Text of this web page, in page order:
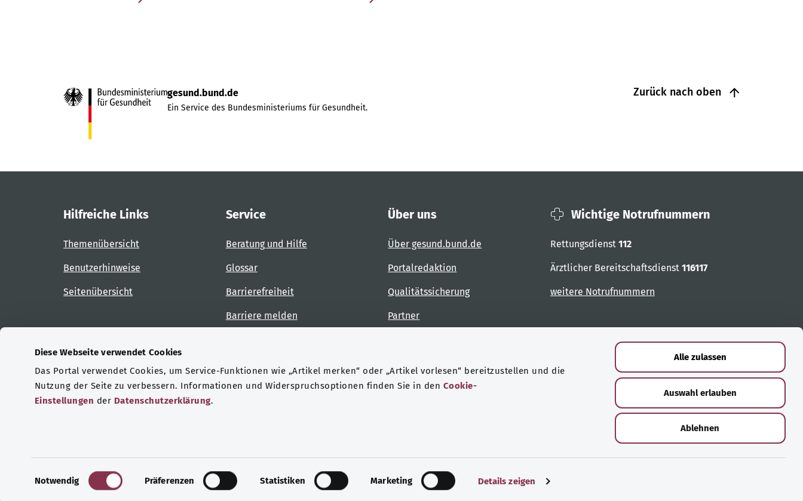
Diese Webseite verwendet Cookies
Das Portal verwendet Cookies, um Service-Funktionen wie „Artikel merken“ oder „Artikel vorlesen“ bereitzustellen und die
Nutzung der Seite zu verbessern. Informationen und Widerspruchsoptionen finden Sie in den Cookie-
Einstellungen der Datenschutzerklärung.
Notwendig Präferenzen Statistiken Marketing Details zeigen
Alle zulassen
Auswahl erlauben
Ablehnen
Zurück nach oben
gesund.bund.de
Ein Service des Bundesministeriums für Gesundheit.
Hilfreiche Links
Themenübersicht
Benutzerhinweise
Seitenübersicht
Service
Beratung und Hilfe
Glossar
Barrierefreiheit
Barriere melden
Über uns
Über gesund.bund.de
Portalredaktion
Qualitätssicherung
Partner
Wichtige Notrufnummern
Rettungsdienst 112
Ärztlicher Bereitschaftsdienst 116117
weitere Notrufnummern
Zertifizierungen
© Copyright 2026 Bundesministerium für Gesundheit Datenschutz